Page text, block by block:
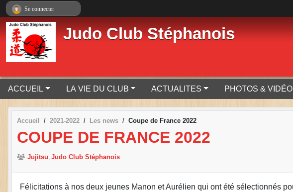
Judo Club Stéphanois
ACCUEIL LA VIE DU CLUB ACTUALITES PHOTOS &
Accueil 2021-2022 Les news Coupe de France 2022
COUPE DE FRANCE 2022
Jujitsu Judo Club Stéphanois
Félicitations à nos deux jeunes Manon et Aurélien qui ont été sélectionnés
Se connecter
Panneau de gestion des cookies